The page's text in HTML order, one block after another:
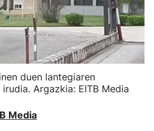
duen lantegiaren
Argazkia: EITB Media
Media